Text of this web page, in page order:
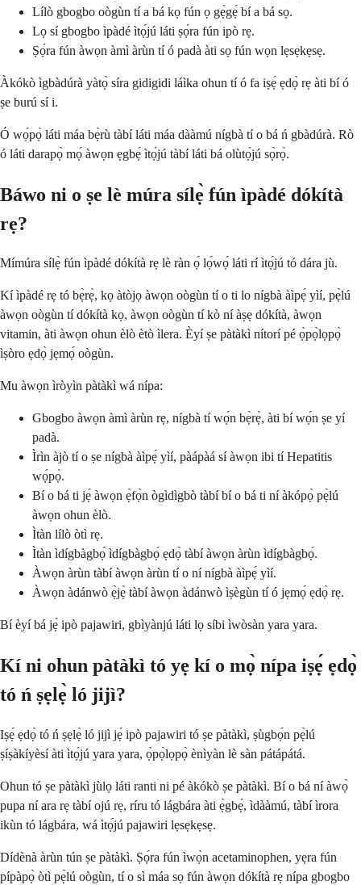
Lílò gbogbo oògùn tí a bá kọ fún ọ gẹ́gẹ́ bí a bá sọ.
Lọ sí gbogbo ìpàdé ìtọ́jú láti ṣọ́ra fún ipò rẹ.
Ṣọ́ra fún àwọn àmì àrùn tí ó padà àti sọ fún wọn lẹsẹkẹsẹ.
Àkókò ìgbàdúrà yàtọ̀ síra gidigidi láìka ohun tí ó fa iṣẹ́ ẹdọ̀ rẹ àti bí ó
ṣe burú sí i.
Ó wọ́pọ̀ láti máa bẹ̀rù tàbí láti máa dààmú nígbà tí o bá ń gbàdúrà. Rò
ó láti darapọ̀ mọ́ àwọn ẹgbẹ́ ìtọ́jú tàbí láti bá olùtọ́jú sọ̀rọ̀.
Báwo ni o ṣe lè múra sílẹ̀ fún ìpàdé dókítà
rẹ?
Mímúra sílẹ̀ fún ìpàdé dókítà rẹ lè ràn ọ́ lọ́wọ́ láti rí ìtọ́jú tó dára jù.
Kí ìpàdé rẹ tó bẹ̀rẹ̀, kọ àtòjọ àwọn oògùn tí o ti lo nígbà àìpẹ́ yìí, pẹ̀lú
àwọn oògùn tí dókítà kọ, àwọn oògùn tí kò ní àṣẹ dókítà, àwọn
vitamin, àti àwọn ohun èlò ètò ìlera. Èyí ṣe pàtàkì nítorí pé ọ̀pọ̀lọpọ̀
ìṣòro ẹdọ̀ jẹmọ́ oògùn.
Mu àwọn ìròyìn pàtàkì wá nípa:
Gbogbo àwọn àmì àrùn rẹ, nígbà tí wọ́n bẹ̀rẹ̀, àti bí wọ́n ṣe yí
padà.
Ìrìn àjò tí o ṣe nígbà àìpẹ́ yìí, pàápàá sí àwọn ibi tí Hepatitis
wọ́pọ̀.
Bí o bá ti jẹ́ àwọn ẹ̀fọ̀n ògìdìgbò tàbí bí o bá ti ní àkópọ̀ pẹ̀lú
àwọn ohun èlò.
Ìtàn lílò òtì rẹ.
Ìtàn ìdígbàgbọ́ ìdígbàgbọ́ ẹdọ̀ tàbí àwọn àrùn ìdígbàgbọ́.
Àwọn àrùn tàbí àwọn àrùn tí o ní nígbà àìpẹ́ yìí.
Àwọn àdánwò ẹ̀jẹ̀ tàbí àwọn àdánwò ìṣègùn tí ó jẹmọ́ ẹdọ̀ rẹ.
Bí èyí bá jẹ́ ipò pajawiri, gbìyànjú láti lọ síbi ìwòsàn yara yara.
Kí ni ohun pàtàkì tó yẹ kí o mọ̀ nípa iṣẹ́ ẹdọ̀
tó ń ṣẹlẹ̀ ló jijì?
Iṣẹ́ ẹdọ̀ tó ń ṣẹlẹ̀ ló jijì jẹ́ ipò pajawiri tó ṣe pàtàkì, ṣùgbọ́n pẹ̀lú
ṣíṣàkíyèsí àti ìtọ́jú yara yara, ọ̀pọ̀lọpọ̀ ènìyàn lè sàn pátápátá.
Ohun tó ṣe pàtàkì jùlọ láti ranti ni pé àkókò ṣe pàtàkì. Bí o bá ní àwọ̀
pupa ní ara rẹ tàbí ojú rẹ, ríru tó lágbára àti ẹ̀gbẹ́, ìdààmú, tàbí ìrora
ikùn tó lágbára, wá ìtọ́jú pajawiri lẹsẹkẹsẹ.
Dídènà àrùn tún ṣe pàtàkì. Ṣọ́ra fún ìwọ̀n acetaminophen, yẹra fún
pípàpọ̀ òtì pẹ̀lú oògùn, tí o sì máa sọ fún àwọn dókítà rẹ nípa gbogbo